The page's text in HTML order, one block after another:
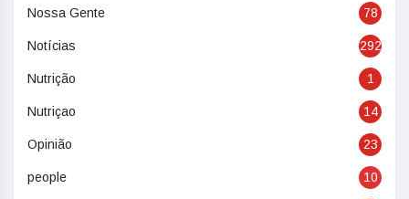
Nossa Gente 78
Notícias 292
Nutrição 1
Nutriçao 14
Opinião 23
people 10